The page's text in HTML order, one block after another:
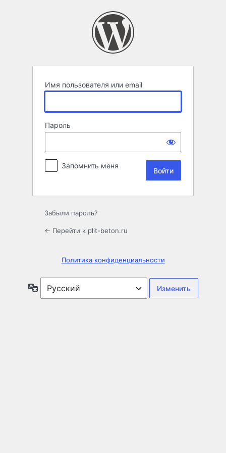
Имя пользователя или email
Пароль
Запомнить меня
Забыли пароль?
← Перейти к plit-beton.ru
Политика конфиденциальности
Язык